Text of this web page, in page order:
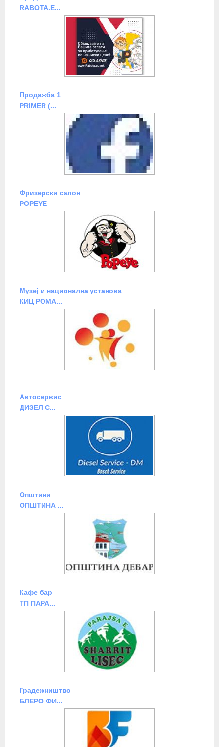
RABOTA.E...
Продажба 1
PRIMER (...
Фризерски салон
POPEYE
Музеj и национална установа
КИЦ РОМА...
Автосервис
ДИЗЕЛ С...
Општини
ОПШТИНА ...
Кафе бар
ТП ПАРА...
Градежништво
БЛЕРО-ФИ...